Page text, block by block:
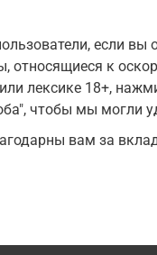
если вы
относящиеся к
лексике 18+,
чтобы мы могли
вам за